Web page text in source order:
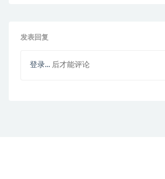
发表回复
登录... 后才能评论